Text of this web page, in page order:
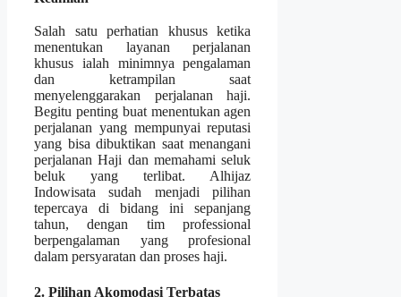
Salah satu perhatian khusus ketika
menentukan layanan perjalanan
khusus ialah minimnya pengalaman
dan ketrampilan saat
menyelenggarakan perjalanan haji.
Begitu penting buat menentukan agen
perjalanan yang mempunyai reputasi
yang bisa dibuktikan saat menangani
perjalanan Haji dan memahami seluk
beluk yang terlibat. Alhijaz
Indowisata sudah menjadi pilihan
tepercaya di bidang ini sepanjang
tahun, dengan tim professional
berpengalaman yang profesional
dalam persyaratan dan proses haji.
2. Pilihan Akomodasi Terbatas